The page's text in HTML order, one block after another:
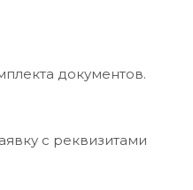
документов.
с реквизитами